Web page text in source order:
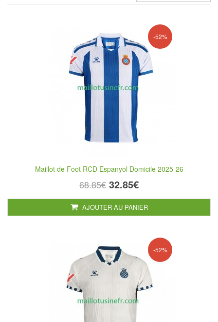
-52%
Maillot de Foot RCD Espanyol Domicile 2025-26
68.85€ 32.85€
AJOUTER AU PANIER
-52%